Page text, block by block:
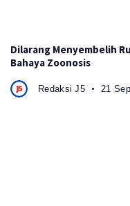
Dilarang Menyembelih
Bahaya Zoonosis
Redaksi J5 21